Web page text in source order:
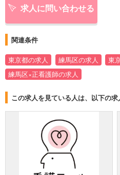
求人に問い合わせる
関連条件
東京都の求人 練馬区の求人
東
練馬区×正看護師の求人
この求人を見ている人は、以下の